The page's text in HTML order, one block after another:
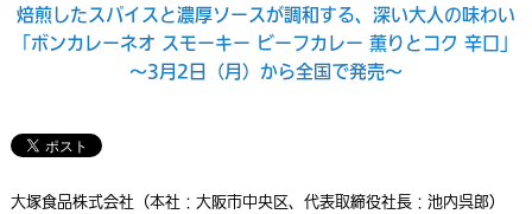
焙煎したスパイスと濃厚ソースが調和する、深い大人の味わい
「ボンカレーネオ スモーキー ビーフカレー 薫りとコク 辛口」
～3月2日（月）から全国で発売～
大塚食品株式会社（本社：大阪市中央区、代表取締役社長：池内呉郎）